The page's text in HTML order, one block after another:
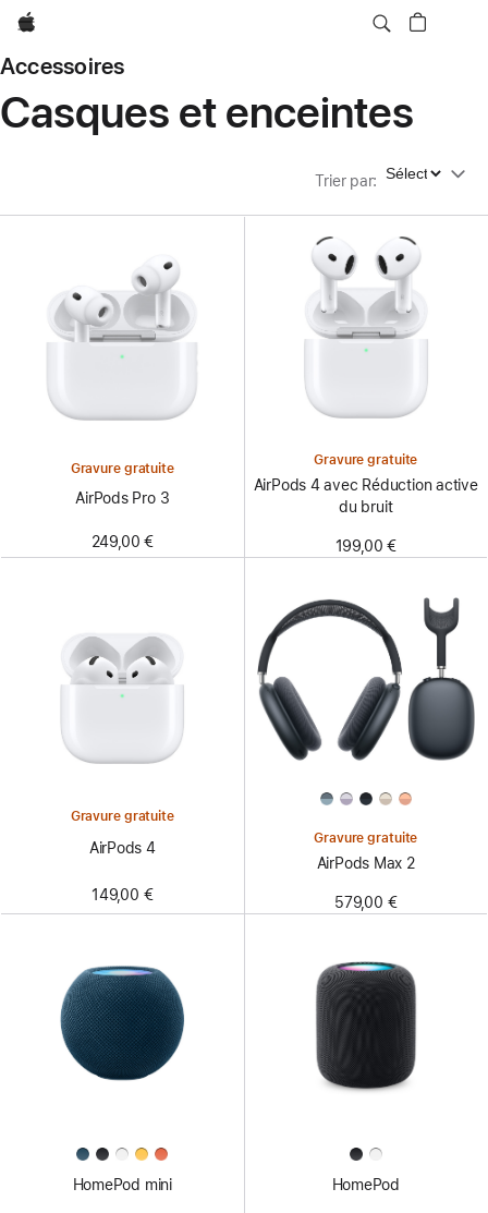
Apple
Accessoires
Casques et enceintes
Trier par: Trier par
Gravure gratuite
AirPods Pro 3
249,00 €
Gravure gratuite
AirPods 4 avec Réduction active
du bruit
199,00 €
Gravure gratuite
AirPods 4
149,00 €
Gravure gratuite
AirPods Max 2
579,00 €
HomePod mini HomePod